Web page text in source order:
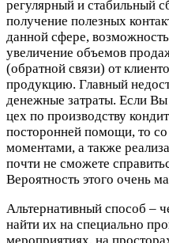
регулярный и стабильный
получение полезных
данной сфере,
увеличение объемов
(обратной связи) от
продукцию. Главный
денежные затраты. Если
цех по производству
посторонней помощи, то
моментами, а также
почти не сможете
Вероятность этого очень
Альтернативный способ –
найти их на специально
мероприятиях, на